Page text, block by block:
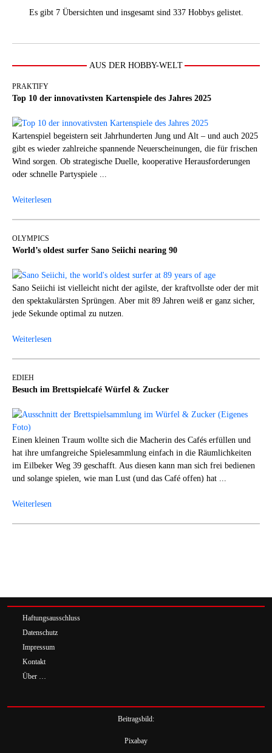
Es gibt 7 Übersichten und insgesamt sind 337 Hobbys gelistet.
AUS DER HOBBY-WELT
PRAKTIFY
Top 10 der innovativsten Kartenspiele des Jahres 2025
Kartenspiel begeistern seit Jahrhunderten Jung und Alt – und auch 2025
gibt es wieder zahlreiche spannende Neuerscheinungen, die für frischen
Wind sorgen. Ob strategische Duelle, kooperative Herausforderungen
oder schnelle Partyspiele ...
Weiterlesen
OLYMPICS
World’s oldest surfer Sano Seiichi nearing 90
Sano Seiichi ist vielleicht nicht der agilste, der kraftvollste oder der mit
den spektakulärsten Sprüngen. Aber mit 89 Jahren weiß er ganz sicher,
jede Sekunde optimal zu nutzen.
Weiterlesen
EDIEH
Besuch im Brettspielcafé Würfel & Zucker
Einen kleinen Traum wollte sich die Macherin des Cafés erfüllen und
hat ihre umfangreiche Spielesammlung einfach in die Räumlichkeiten
im Eilbeker Weg 39 geschafft. Aus diesen kann man sich frei bedienen
und solange spielen, wie man Lust (und das Café offen) hat ...
Weiterlesen
Haftungsausschluss
Datenschutz
Impressum
Kontakt
Über …
Beitragsbild:
Pixabay